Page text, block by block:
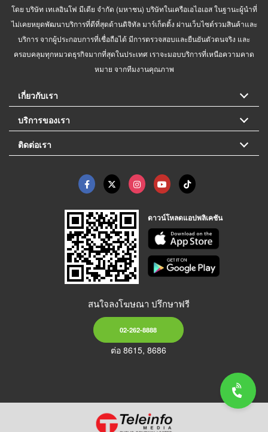
โดย บริษัท เทเลอินโฟ มีเดีย จำกัด (มหาชน) บริษัทในเครือเอไอเอส ในฐานะผู้นำที่
ไม่เคยหยุดพัฒนาบริการที่ดีที่สุดด้านดิจิทัล มาร์เก็ตติ้ง ผ่านเว็บไซต์รวมสินค้าและ
บริการ จากผู้ประกอบการที่เชื่อถือได้ มีการตรวจสอบและยืนยันตัวตนจริง และ
ครอบคลุมทุกหมวดธุรกิจมากที่สุดในประเทศ เราจะมอบบริการที่เหนือความคาด
หมาย จากทีมงานคุณภาพ
เกี่ยวกับเรา
บริการของเรา
ติดต่อเรา
ดาวน์โหลดแอปพลิเคชัน
สนใจลงโฆษณา ปรึกษาฟรี
02-262-8888
ต่อ 8615, 8686